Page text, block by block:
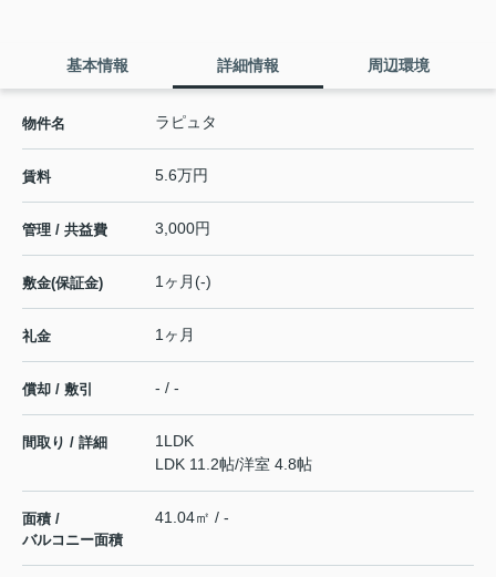
基本情報 詳細情報 周辺環境
物件名 ラピュタ
賃料 5.6万円
管理 / 共益費 3,000円
敷金(保証金) 1ヶ月(-)
礼金 1ヶ月
償却 / 敷引 - / -
間取り / 詳細
1LDK
LDK 11.2帖/洋室 4.8帖
面積 /
バルコニー面積
41.04㎡ / -